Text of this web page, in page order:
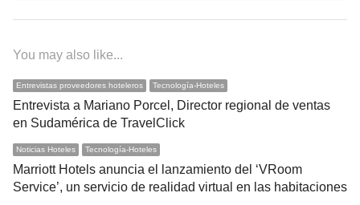
You may also like...
Entrevistas proveedores hoteleros Tecnología-Hoteles
Entrevista a Mariano Porcel, Director regional de ventas
en Sudamérica de TravelClick
Noticias Hoteles Tecnología-Hoteles
Marriott Hotels anuncia el lanzamiento del ‘VRoom
Service’, un servicio de realidad virtual en las habitaciones